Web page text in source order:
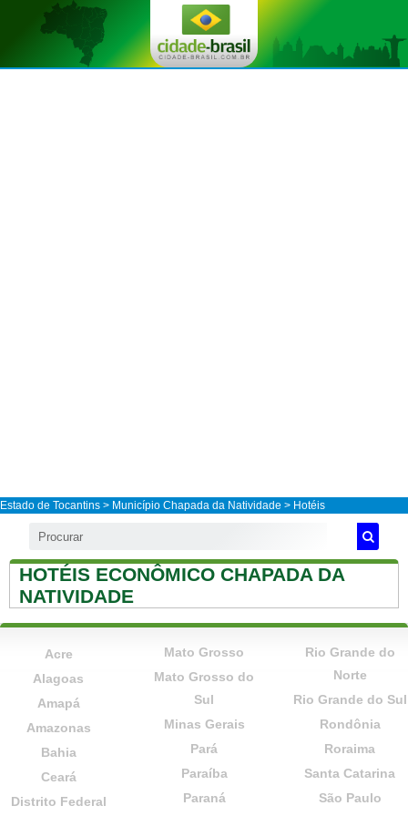
Estado de Tocantins > Município Chapada da Natividade > Hotéis
HOTÉIS ECONÔMICO CHAPADA DA
NATIVIDADE
Acre
Alagoas
Amapá
Amazonas
Bahia
Ceará
Distrito Federal
Mato Grosso
Mato Grosso do
Sul
Minas Gerais
Pará
Paraíba
Paraná
Rio Grande do
Norte
Rio Grande do Sul
Rondônia
Roraima
Santa Catarina
São Paulo